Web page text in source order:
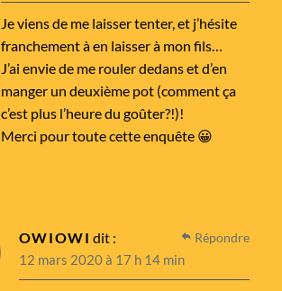
Je viens de me laisser tenter, et j’hésite
franchement à en laisser à mon fils…
J’ai envie de me rouler dedans et d’en
manger un deuxième pot (comment ça
c’est plus l’heure du goûter?!)!
Merci pour toute cette enquête 😀
OWIOWI dit :
12 mars 2020 à 17 h 14 min
Répondre